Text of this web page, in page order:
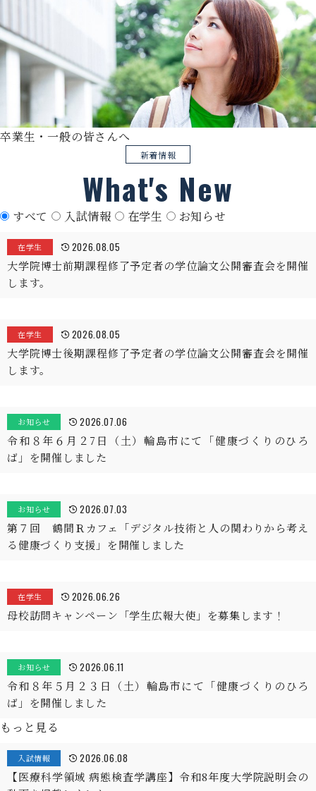
卒業生・一般の皆さんへ
新着情報
What's New
すべて 入試情報 在学生 お知らせ
在学生 2026.08.05
大学院博士前期課程修了予定者の学位論文公開審査会を開催
します。
在学生 2026.08.05
大学院博士後期課程修了予定者の学位論文公開審査会を開催
します。
お知らせ 2026.07.06
令和８年６月２7日（土）輪島市にて「健康づくりのひろ
ば」を開催しました
お知らせ 2026.07.03
第７回 鶴間Ｒカフェ「デジタル技術と人の関わりから考え
る健康づくり支援」を開催しました
在学生 2026.06.26
母校訪問キャンペーン「学生広報大使」を募集します！
お知らせ 2026.06.11
令和８年５月２３日（土）輪島市にて「健康づくりのひろ
ば」を開催しました
もっと見る
入試情報 2026.06.08
【医療科学領域 病態検査学講座】令和8年度大学院説明会の